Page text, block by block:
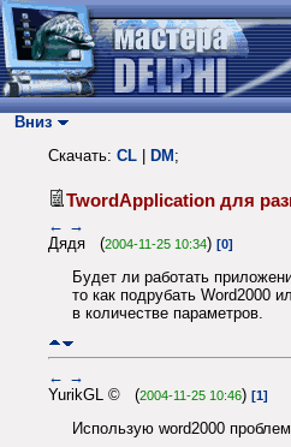
Вниз
Скачать: CL DM ;
TwordApplication для
← →
Дядя (2004-11-25 10:34) [0]
Будет ли работать
то как подрубать Word2000
в количестве параметров.
← →
YurikGL © (2004-11-25 10:46) [1]
Использую word2000